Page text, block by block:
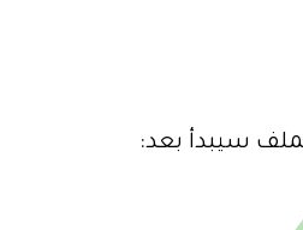
سيبدأ بعد: